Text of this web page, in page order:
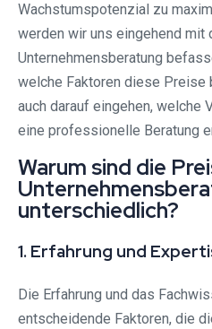
Wachstumspotenzial zu
werden wir uns eingehend mit
Unternehmensberatung
welche Faktoren diese Preise
auch darauf eingehen, welche
eine professionelle Beratung
Warum sind die
unterschiedlich?
1. Erfahrung und
Die Erfahrung und das
entscheidende Faktoren, die